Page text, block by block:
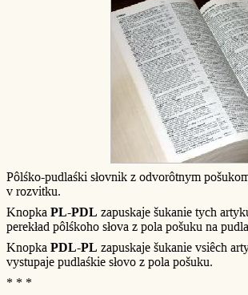
Pôlśko-pudlaśki słovnik z odvorôtnym
v rozvitku.
Knopka PL-PDL zapuskaje šukanie tych
perekład pôlśkoho słova z pola pošuku na
Knopka PDL-PL zapuskaje šukanie vsiêch
vystupaje pudlaśkie słovo z pola pošuku.
* * *